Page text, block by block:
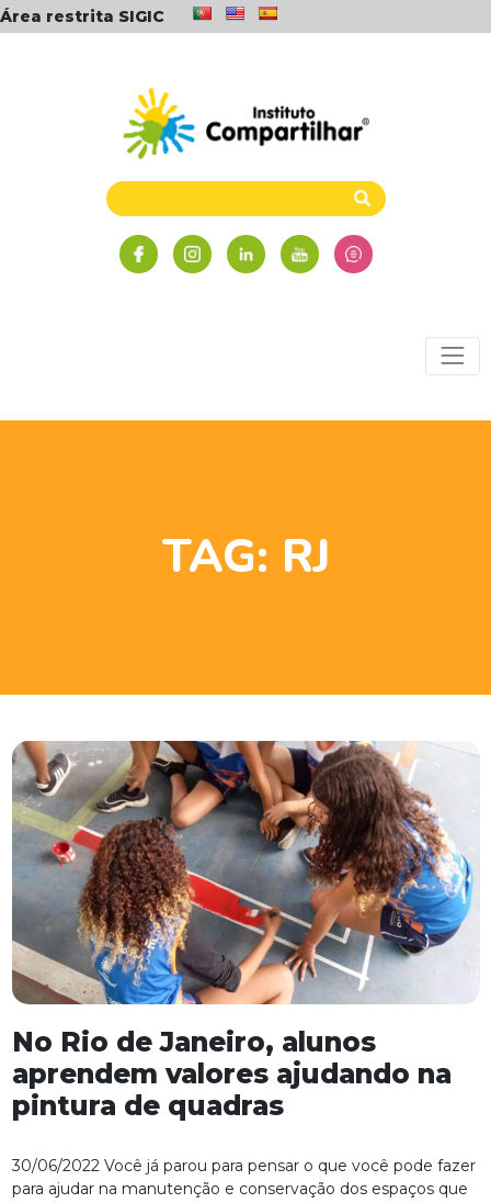
Área restrita SIGIC
TAG: RJ
No Rio de Janeiro, alunos
aprendem valores ajudando na
pintura de quadras
30/06/2022 Você já parou para pensar o que você pode fazer
para ajudar na manutenção e conservação dos espaços que